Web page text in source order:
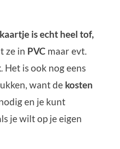
is echt heel tof,
ze in PVC maar evt.
. Het is ook nog eens
want de kosten
en je kunt
je wilt op je eigen